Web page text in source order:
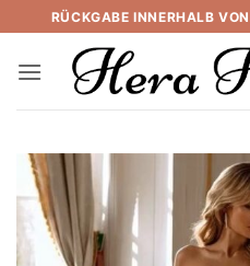
to
content
RÜCKGABE INNERHALB